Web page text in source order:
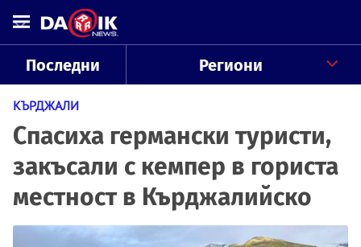
Последни Региони
КЪРДЖАЛИ
Спасиха германски туристи,
закъсали с кемпер в гориста
местност в Кърджалийско